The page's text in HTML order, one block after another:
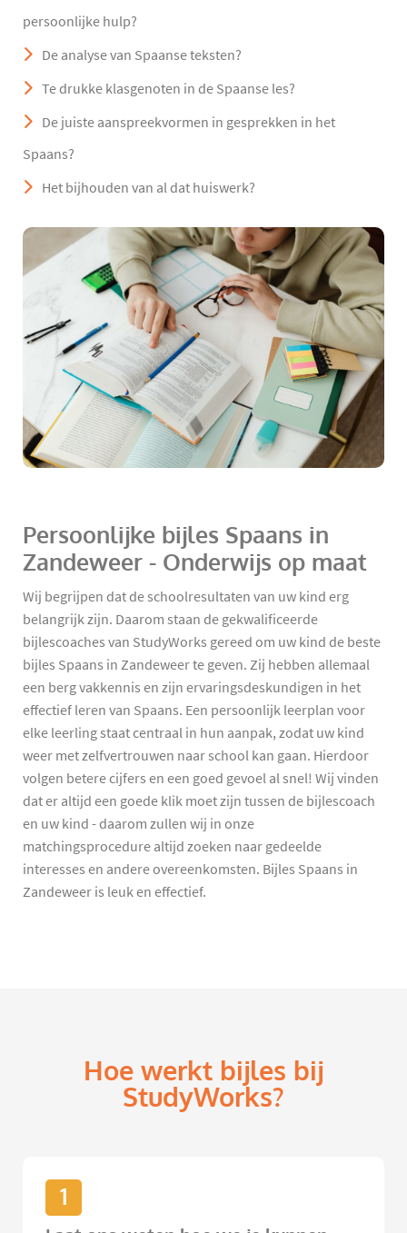
persoonlijke hulp?
De analyse van Spaanse teksten?
Te drukke klasgenoten in de Spaanse les?
De juiste aanspreekvormen in gesprekken in het
Spaans?
Het bijhouden van al dat huiswerk?
Persoonlijke bijles Spaans in
Zandeweer - Onderwijs op maat
Wij begrijpen dat de schoolresultaten van uw kind erg
belangrijk zijn. Daarom staan de gekwalificeerde
bijlescoaches van StudyWorks gereed om uw kind de beste
bijles Spaans in Zandeweer te geven. Zij hebben allemaal
een berg vakkennis en zijn ervaringsdeskundigen in het
effectief leren van Spaans. Een persoonlijk leerplan voor
elke leerling staat centraal in hun aanpak, zodat uw kind
weer met zelfvertrouwen naar school kan gaan. Hierdoor
volgen betere cijfers en een goed gevoel al snel! Wij vinden
dat er altijd een goede klik moet zijn tussen de bijlescoach
en uw kind - daarom zullen wij in onze
matchingsprocedure altijd zoeken naar gedeelde
interesses en andere overeenkomsten. Bijles Spaans in
Zandeweer is leuk en effectief.
Hoe werkt bijles bij
StudyWorks?
1